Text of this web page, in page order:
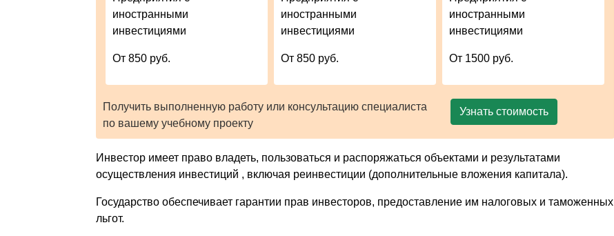
иностранными
инвестициями
От 850 руб.
иностранными
инвестициями
От 850 руб.
иностранными
инвестициями
От 1500 руб.
Получить выполненную работу или консультацию специалиста
по вашему учебному проекту
Узнать стоимость
Инвестор имеет право владеть, пользоваться и распоряжаться объектами и результатами
осуществления инвестиций , включая реинвестиции (дополнительные вложения капитала).
Государство обеспечивает гарантии прав инвесторов, предоставление им налоговых и таможенных
льгот.